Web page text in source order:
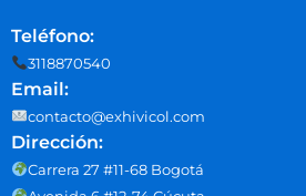
Teléfono:
3118870540
Email:
contacto@exhivicol.com
Dirección:
Carrera 27 #11-68 Bogotá